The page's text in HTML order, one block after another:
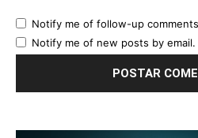
Notify me of follow-up
Notify me of new posts by email.